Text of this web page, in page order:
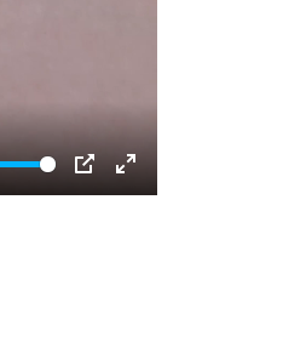
PIP Enter